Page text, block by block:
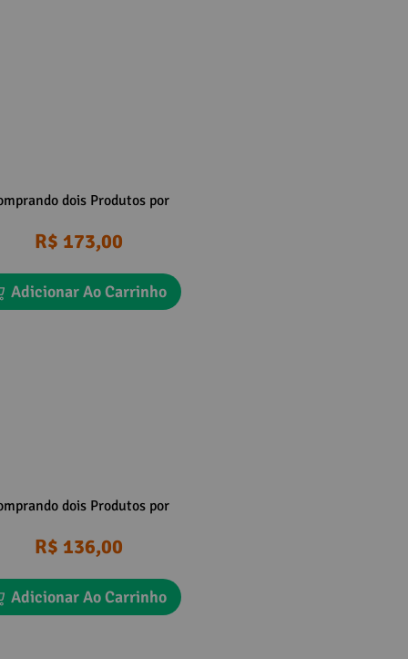
dois Produtos por
R$ 173,00
Adicionar Ao Carrinho
dois Produtos por
R$ 136,00
Adicionar Ao Carrinho